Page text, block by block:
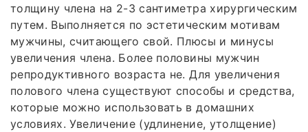
толщину члена на 2-3 сантиметра хирургическим
путем. Выполняется по эстетическим мотивам
мужчины, считающего свой. Плюсы и минусы
увеличения члена. Более половины мужчин
репродуктивного возраста не. Для увеличения
полового члена существуют способы и средства,
которые можно использовать в домашних
условиях. Увеличение (удлинение, утолщение)